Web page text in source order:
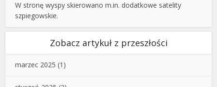
W stronę wyspy skierowano m.in. dodatkowe satelity
szpiegowskie.
Zobacz artykuł z przeszłości
marzec 2025 (1)